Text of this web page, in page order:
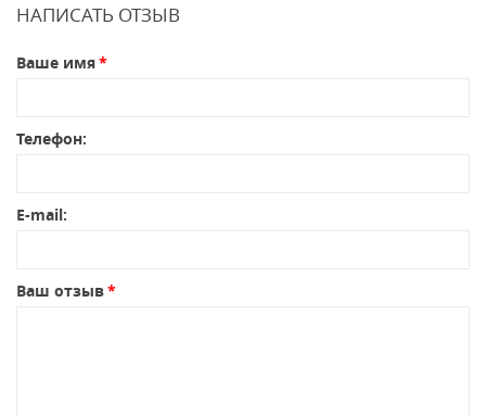
НАПИСАТЬ ОТЗЫВ
Ваше имя
Телефон:
E-mail:
Ваш отзыв